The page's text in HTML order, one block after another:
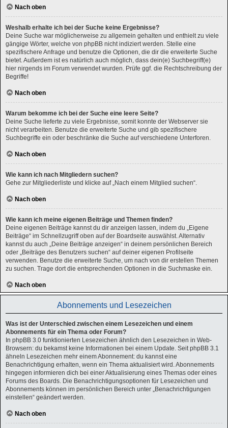
Nach oben
Weshalb erhalte ich bei der Suche keine Ergebnisse?
Deine Suche war möglicherweise zu allgemein gehalten und enthielt zu viele
gängige Wörter, welche von phpBB nicht indiziert werden. Stelle eine
spezifischere Anfrage und benutze die Optionen, die dir die erweiterte Suche
bietet. Außerdem ist es natürlich auch möglich, dass dein(e) Suchbegriff(e)
hier nirgends im Forum verwendet wurden. Prüfe ggf. die Rechtschreibung der
Begriffe!
Nach oben
Warum bekomme ich bei der Suche eine leere Seite?
Deine Suche lieferte zu viele Ergebnisse, somit konnte der Webserver sie
nicht verarbeiten. Benutze die erweiterte Suche und gib spezifischere
Suchbegriffe ein oder beschränke die Suche auf verschiedene Unterforen.
Nach oben
Wie kann ich nach Mitgliedern suchen?
Gehe zur Mitgliederliste und klicke auf „Nach einem Mitglied suchen“.
Nach oben
Wie kann ich meine eigenen Beiträge und Themen finden?
Deine eigenen Beiträge kannst du dir anzeigen lassen, indem du „Eigene
Beiträge“ im Schnellzugriff oben auf der Boardseite auswählst. Alternativ
kannst du auch „Deine Beiträge anzeigen“ in deinem persönlichen Bereich
oder „Beiträge des Benutzers suchen“ auf deiner eigenen Profilseite
verwenden. Benutze die erweiterte Suche, um nach von dir erstellen Themen
zu suchen. Trage dort die entsprechenden Optionen in die Suchmaske ein.
Nach oben
Abonnements und Lesezeichen
Was ist der Unterschied zwischen einem Lesezeichen und einem
Abonnements für ein Thema oder Forum?
In phpBB 3.0 funktionierten Lesezeichen ähnlich den Lesezeichen in Web-
Browsern: du bekamst keine Informationen bei einem Update. Seit phpBB 3.1
ähneln Lesezeichen mehr einem Abonnement: du kannst eine
Benachrichtigung erhalten, wenn ein Thema aktualisiert wird. Abonnements
hingegen informieren dich bei einer Aktualisierung eines Themas oder eines
Forums des Boards. Die Benachrichtigungsoptionen für Lesezeichen und
Abonnements können im persönlichen Bereich unter „Benachrichtigungen
einstellen“ geändert werden.
Nach oben